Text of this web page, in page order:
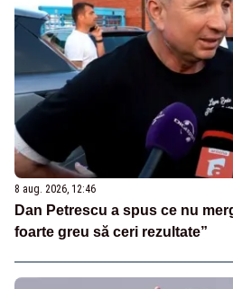
8 aug. 2026, 12:46
Dan Petrescu a spus ce nu
foarte greu să ceri rezultate”